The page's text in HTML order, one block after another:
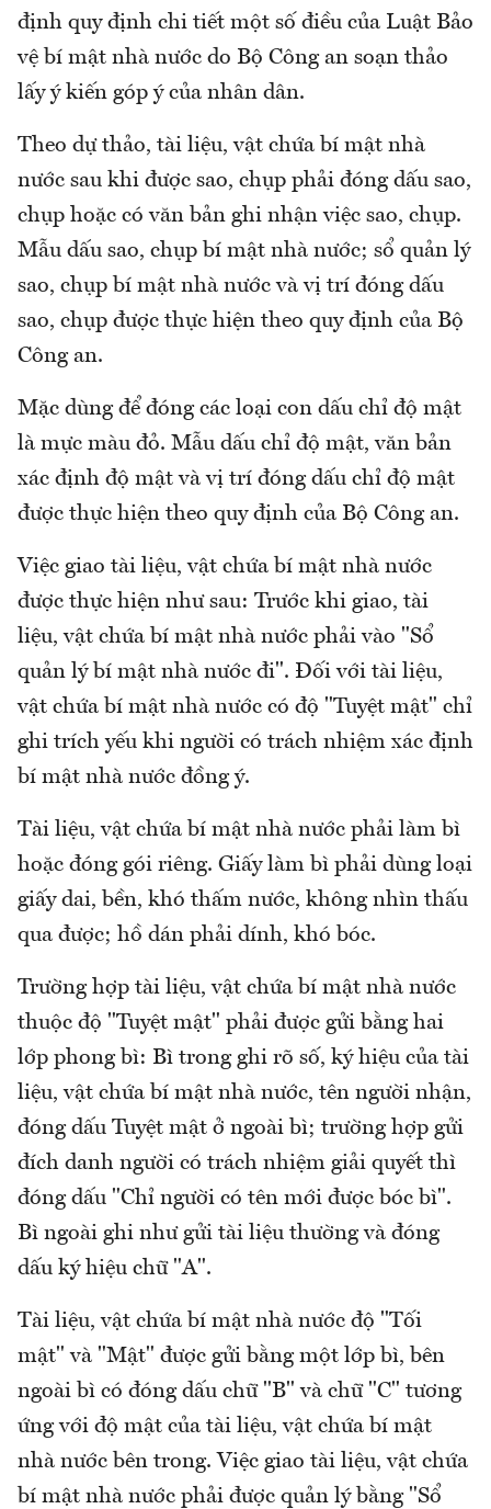
định quy định chi tiết một số điều của Luật Bảo
vệ bí mật nhà nước do Bộ Công an soạn thảo
lấy ý kiến góp ý của nhân dân.
Theo dự thảo, tài liệu, vật chứa bí mật nhà
nước sau khi được sao, chụp phải đóng dấu sao,
chụp hoặc có văn bản ghi nhận việc sao, chụp.
Mẫu dấu sao, chụp bí mật nhà nước; sổ quản lý
sao, chụp bí mật nhà nước và vị trí đóng dấu
sao, chụp được thực hiện theo quy định của Bộ
Công an.
Mặc dùng để đóng các loại con dấu chỉ độ mật
là mực màu đỏ. Mẫu dấu chỉ độ mật, văn bản
xác định độ mật và vị trí đóng dấu chỉ độ mật
được thực hiện theo quy định của Bộ Công an.
Việc giao tài liệu, vật chứa bí mật nhà nước
được thực hiện như sau: Trước khi giao, tài
liệu, vật chứa bí mật nhà nước phải vào "Sổ
quản lý bí mật nhà nước đi". Đối với tài liệu,
vật chứa bí mật nhà nước có độ "Tuyệt mật" chỉ
ghi trích yếu khi người có trách nhiệm xác định
bí mật nhà nước đồng ý.
Tài liệu, vật chứa bí mật nhà nước phải làm bì
hoặc đóng gói riêng. Giấy làm bì phải dùng loại
giấy dai, bền, khó thấm nước, không nhìn thấu
qua được; hồ dán phải dính, khó bóc.
Trường hợp tài liệu, vật chứa bí mật nhà nước
thuộc độ "Tuyệt mật" phải được gửi bằng hai
lớp phong bì: Bì trong ghi rõ số, ký hiệu của tài
liệu, vật chứa bí mật nhà nước, tên người nhận,
đóng dấu Tuyệt mật ở ngoài bì; trường hợp gửi
đích danh người có trách nhiệm giải quyết thì
đóng dấu "Chỉ người có tên mới được bóc bì".
Bì ngoài ghi như gửi tài liệu thường và đóng
dấu ký hiệu chữ "A".
Tài liệu, vật chứa bí mật nhà nước độ "Tối
mật" và "Mật" được gửi bằng một lớp bì, bên
ngoài bì có đóng dấu chữ "B" và chữ "C" tương
ứng với độ mật của tài liệu, vật chứa bí mật
nhà nước bên trong. Việc giao tài liệu, vật chứa
bí mật nhà nước phải được quản lý bằng "Sổ